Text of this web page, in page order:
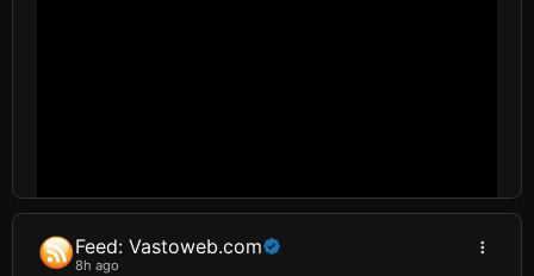
Feed: Vastoweb.com
8h ago